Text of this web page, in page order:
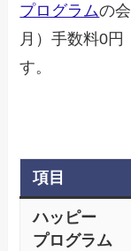
プログラムの
月）手数料0円
す。
項目
ハッピー
プログラム